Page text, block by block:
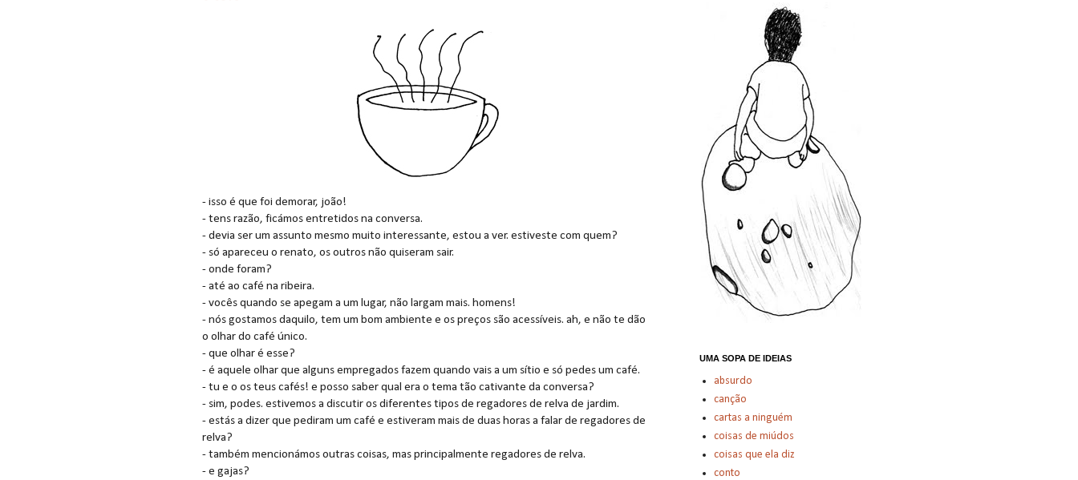
- isso é que foi demorar, joão!
- tens razão, ficámos entretidos na conversa.
- devia ser um assunto mesmo muito interessante, estou a ver. estiveste com quem?
- só apareceu o renato, os outros não quiseram sair.
- onde foram?
- até ao café na ribeira.
- vocês quando se apegam a um lugar, não largam mais. homens!
- nós gostamos daquilo, tem um bom ambiente e os preços são acessíveis. ah, e não te dão
o olhar do café único.
- que olhar é esse?
- é aquele olhar que alguns empregados fazem quando vais a um sítio e só pedes um café.
- tu e o os teus cafés! e posso saber qual era o tema tão cativante da conversa?
- sim, podes. estivemos a discutir os diferentes tipos de regadores de relva de jardim.
- estás a dizer que pediram um café e estiveram mais de duas horas a falar de regadores de
relva?
- também mencionámos outras coisas, mas principalmente regadores de relva.
- e gajas?
UMA SOPA DE IDEIAS
absurdo
canção
cartas a ninguém
coisas de miúdos
coisas que ela diz
conto